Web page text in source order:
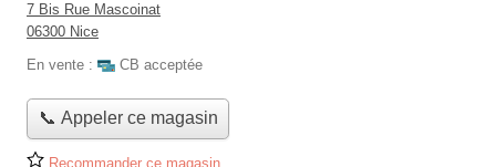
7 Bis Rue Mascoinat
06300 Nice
En vente :
CB acceptée
📞 Appeler ce magasin
Recommander ce magasin